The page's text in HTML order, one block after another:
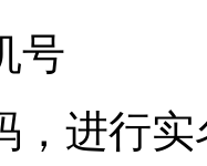
号
，进行